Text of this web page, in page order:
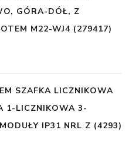
GÓRA-DÓŁ, Z
M22-WJ4 (279417)
SZAFKA LICZNIKOWA
1-LICZNIKOWA 3-
IP31 NRL Z (4293)